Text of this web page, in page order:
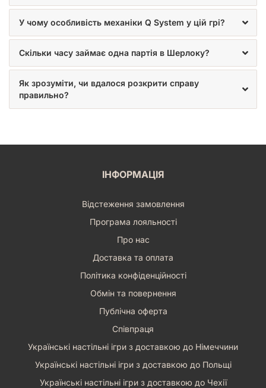
У чому особливість механіки Q System у цій грі?
Скільки часу займає одна партія в Шерлоку?
Як зрозуміти, чи вдалося розкрити справу
правильно?
ІНФОРМАЦІЯ
Відстеження замовлення
Програма лояльності
Про нас
Доставка та оплата
Політика конфіденційності
Обмін та повернення
Публічна оферта
Співпраця
Українські настільні ігри з доставкою до Німеччини
Українські настільні ігри з доставкою до Польщі
Українські настільні ігри з доставкою до Чехії